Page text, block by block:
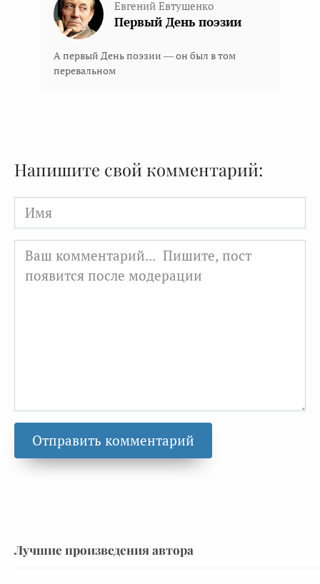
Евгений Евтушенко
Первый День поэзии
А первый День поэзии — он был в том
перевальном
Напишите свой комментарий:
Имя
Лучшие произведения автора